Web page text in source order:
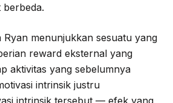
berbeda.
Ryan menunjukkan sesuatu yang
reward eksternal yang
aktivitas yang sebelumnya
intrinsik justru